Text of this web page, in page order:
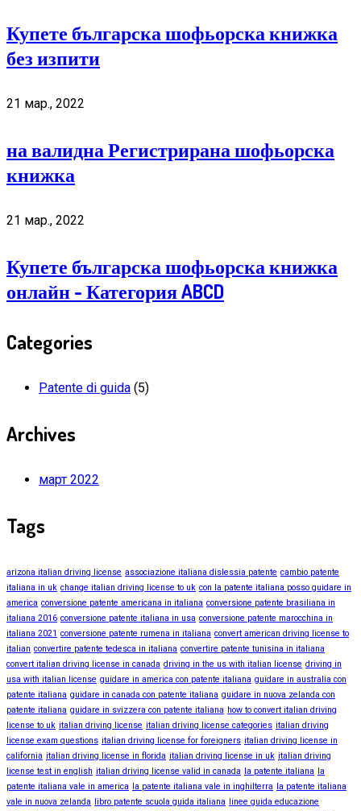
Купете българска шофьорска книжка
без изпити
21 мар., 2022
на валидна Регистрирана шофьорска
книжка
21 мар., 2022
Купете българска шофьорска книжка
онлайн - Категория ABCD
Categories
Patente di guida (5)
Archives
март 2022
Tags
arizona italian driving license associazione italiana dislessia patente cambio patente
italiana in uk change italian driving license to uk con la patente italiana posso guidare in
america conversione patente americana in italiana conversione patente brasiliana in
italiana 2016 conversione patente italiana in usa conversione patente marocchina in
italiana 2021 conversione patente rumena in italiana convert american driving license to
italian convertire patente tedesca in italiana convertire patente tunisina in italiana
convert italian driving license in canada driving in the us with italian license driving in
usa with italian license guidare in america con patente italiana guidare in australia con
patente italiana guidare in canada con patente italiana guidare in nuova zelanda con
patente italiana guidare in svizzera con patente italiana how to convert italian driving
license to uk italian driving license italian driving license categories italian driving
license exam questions italian driving license for foreigners italian driving license in
california italian driving license in florida italian driving license in uk italian driving
license test in english italian driving license valid in canada la patente italiana
la
patente italiana vale in america
la patente italiana vale in inghilterra
la patente italiana
vale in nuova zelanda
libro patente scuola guida italiana
linee guida educazione